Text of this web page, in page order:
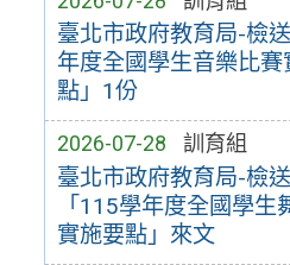
臺北市政府教育局-檢
年度全國學生音樂比賽
點」1份
2026-07-28 訓育組
臺北市政府教育局-檢
「115學年度全國學生
實施要點」來文